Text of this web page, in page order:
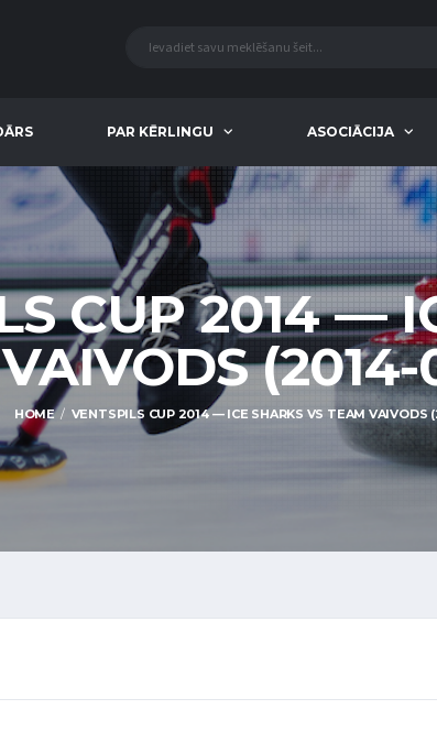
PAR KĒRLINGU ASOCIĀCIJA
CUP 2014 —
HOME VENTSPILS CUP 2014 — ICE SHARKS VS TEAM